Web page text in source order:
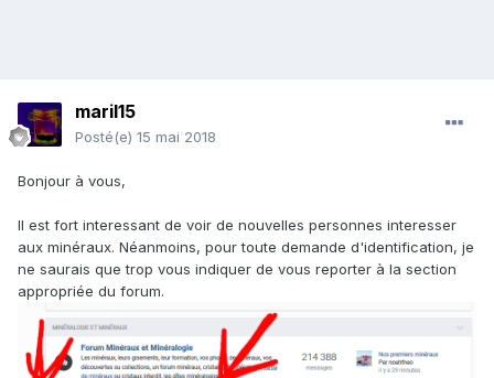
maril15
Posté(e) 15 mai 2018
Bonjour à vous,
Il est fort interessant de voir de nouvelles personnes interesser
aux minéraux. Néanmoins, pour toute demande d'identification, je
ne saurais que trop vous indiquer de vous reporter à la section
appropriée du forum.